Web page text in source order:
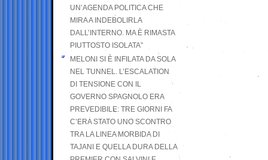
UN’AGENDA POLITICA CHE
MIRA A INDEBOLIRLA
DALL’INTERNO. MA È RIMASTA
PIUTTOSTO ISOLATA”
MELONI SI È INFILATA DA SOLA
NEL TUNNEL. L’ESCALATION
DI TENSIONE CON IL
GOVERNO SPAGNOLO ERA
PREVEDIBILE: TRE GIORNI FA
C’ERA STATO UNO SCONTRO
TRA LA LINEA MORBIDA DI
TAJANI E QUELLA DURA DELLA